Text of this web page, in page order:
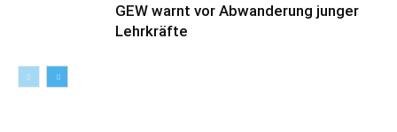
GEW warnt vor Abwanderung junger
Lehrkräfte